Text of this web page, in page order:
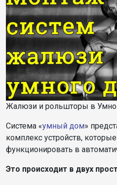
Жалюзи и рольшторы в
Система «умный дом»
комплекс устройств,
функционировать в
Это происходит в двух